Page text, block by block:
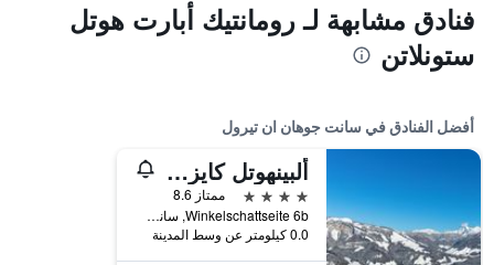
فنادق مشابهة لـ رومانتيك أبارت هوتل
ستونلاتن
أفضل الفنادق في سانت جوهان ان تيرول
ألبينهوتل كايزرفيلس
4 نجوم
ممتاز 8.6
Winkelschattseite 6b, سانت جوهان ان تيرول, ولاية تيرول, النمسا
0.0 كيلومتر عن وسط المدينة